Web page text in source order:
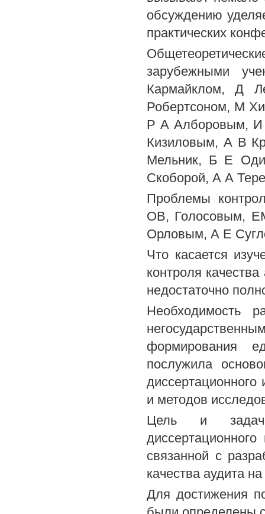
обсуждению
практических
зарубежными
Кармайклом, Д
Робертсоном, М
Р А Алборовым, И
Кизиловым, А В
Мельник, Б Е
Скоборой, А А
Проблемы
ОВ, Голосовым,
Орловым, А Е
Что касается
контроля
недостаточно
Необходимость
формирования
послужила
и методов
Цель и задачи
связанной с
качества аудита
Для достижения